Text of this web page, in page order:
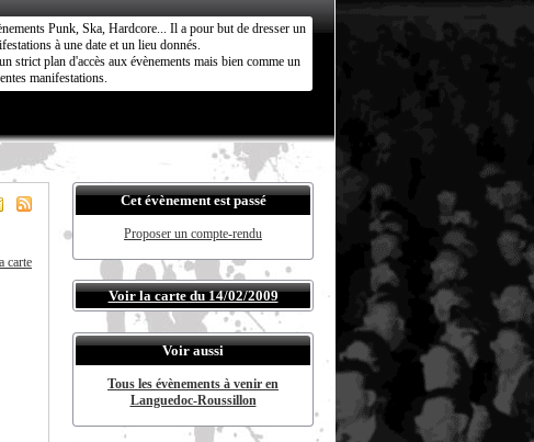
Punk, Ska, Hardcore... Il a pour but de dresser un
à une date et un lieu donnés.
strict plan d'accès aux évènements mais bien comme un
manifestations.
carte
Cet évènement est passé
Proposer un compte-rendu
Voir la carte du 14/02/2009
Voir aussi
Tous les évènements à venir en
Languedoc-Roussillon